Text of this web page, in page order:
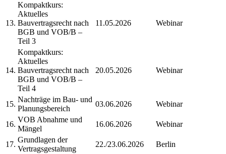
13.
Kompaktkurs:
Aktuelles
Bauvertragsrecht nach
BGB und VOB/B –
Teil 3
11.05.2026 Webinar
14.
Kompaktkurs:
Aktuelles
Bauvertragsrecht nach
BGB und VOB/B –
Teil 4
20.05.2026 Webinar
15.
Nachträge im Bau- und
Planungsbereich
03.06.2026 Webinar
16.
VOB Abnahme und
Mängel
16.06.2026 Webinar
17.
Grundlagen der
Vertragsgestaltung
22./23.06.2026 Berlin